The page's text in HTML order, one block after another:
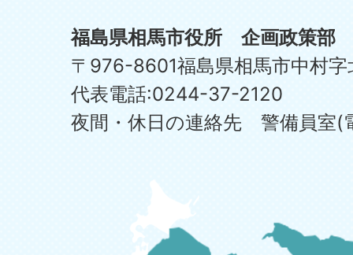
福島県相馬市役所 企画政策部
〒976-8601福島県相馬市中村
代表電話:0244-37-2120
夜間・休日の連絡先 警備員室